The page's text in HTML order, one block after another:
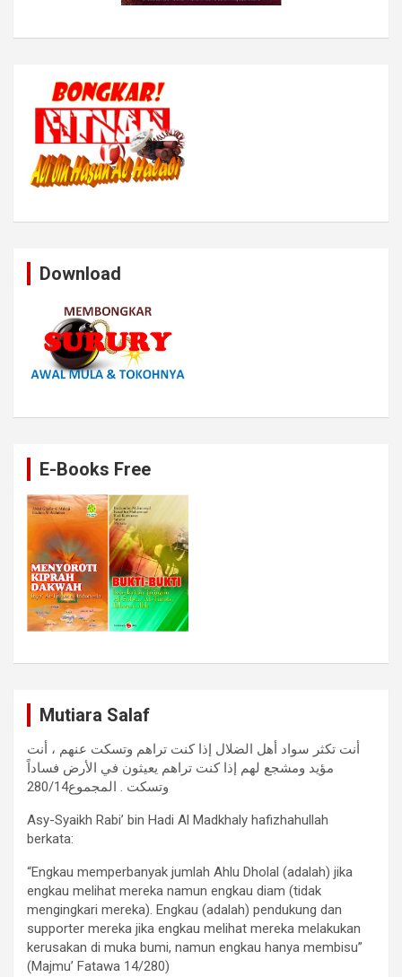
Download
E-Books Free
Mutiara Salaf
أنت تكثر سواد أهل الضلال إذا كنت تراهم وتسكت عنهم ، أنت
مؤيد ومشجع لهم إذا كنت تراهم يعيثون في الأرض فساداً
وتسكت . المجموع280/14
Asy-Syaikh Rabi’ bin Hadi Al Madkhaly hafizhahullah
berkata:
“Engkau memperbanyak jumlah Ahlu Dholal (adalah) jika
engkau melihat mereka namun engkau diam (tidak
mengingkari mereka). Engkau (adalah) pendukung dan
supporter mereka jika engkau melihat mereka melakukan
kerusakan di muka bumi, namun engkau hanya membisu”
(Majmu’ Fatawa 14/280)